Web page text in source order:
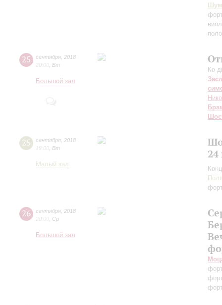
25 сентября 2018
20:00 Вт
Большой зал
Ко
25 сентября 2018
19:00 Вт
Малый зал
26 сентября 2018
20:00 Ср
Большой зал